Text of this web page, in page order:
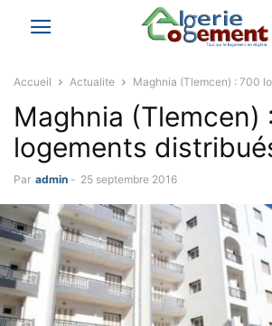
Accueil Actualite Maghnia (Tlemcen) : 700
Maghnia (Tlemcen)
logements
Par admin - 25 septembre 2016